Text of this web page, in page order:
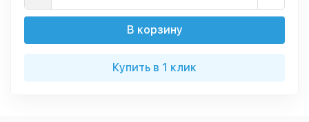
В корзину
Купить в 1 клик